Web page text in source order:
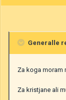
Generalle
Za koga moram
Za kristjane ali